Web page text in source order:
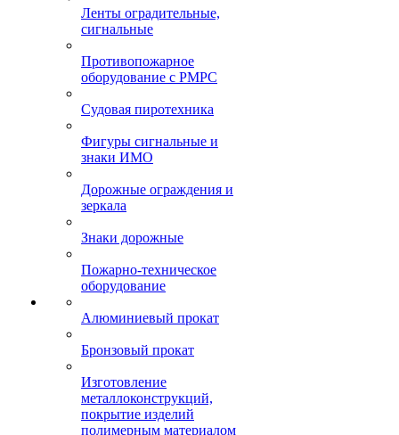
Ленты оградительные,
сигнальные
Противопожарное
оборудование с РМРС
Судовая пиротехника
Фигуры сигнальные и
знаки ИМО
Дорожные ограждения и
зеркала
Знаки дорожные
Пожарно-техническое
оборудование
Алюминиевый прокат
Бронзовый прокат
Изготовление
металлоконструкций,
покрытие изделий
полимерным материалом